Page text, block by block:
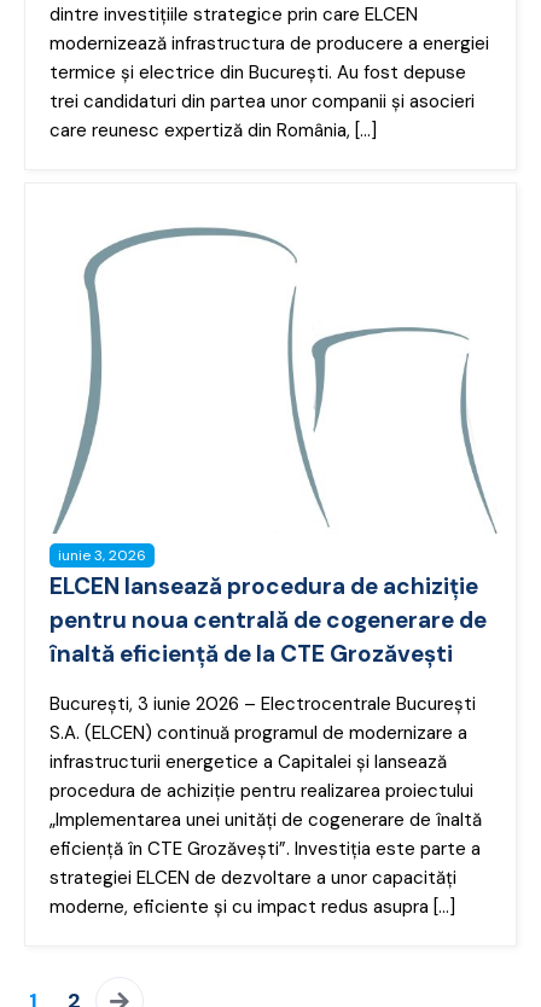
dintre investițiile strategice prin care ELCEN
modernizează infrastructura de producere a energiei
termice și electrice din București. Au fost depuse
trei candidaturi din partea unor companii și asocieri
care reunesc expertiză din România, […]
iunie 3, 2026
ELCEN lansează procedura de achiziție
pentru noua centrală de cogenerare de
înaltă eficiență de la CTE Grozăvești
București, 3 iunie 2026 – Electrocentrale București
S.A. (ELCEN) continuă programul de modernizare a
infrastructurii energetice a Capitalei și lansează
procedura de achiziție pentru realizarea proiectului
„Implementarea unei unități de cogenerare de înaltă
eficiență în CTE Grozăvești”. Investiția este parte a
strategiei ELCEN de dezvoltare a unor capacități
moderne, eficiente și cu impact redus asupra […]
1 2